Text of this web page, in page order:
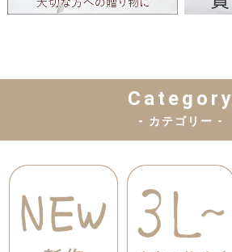
Category
- カテゴリー -